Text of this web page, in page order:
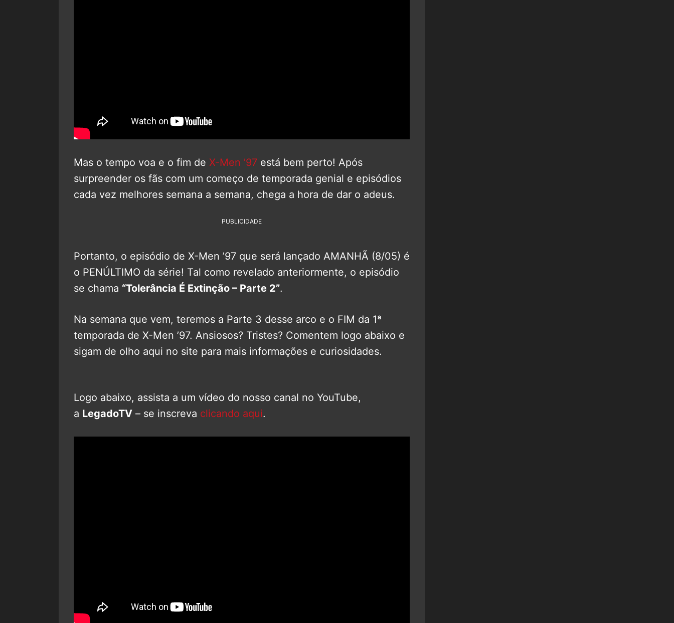
Mas o tempo voa e o fim de X-Men ’97 está bem perto! Após
surpreender os fãs com um começo de temporada genial e episódios
cada vez melhores semana a semana, chega a hora de dar o adeus.
PUBLICIDADE
Portanto, o episódio de X-Men ’97 que será lançado AMANHÃ (8/05) é
o PENÚLTIMO da série! Tal como revelado anteriormente, o episódio
se chama “Tolerância É Extinção – Parte 2”.
Na semana que vem, teremos a Parte 3 desse arco e o FIM da 1ª
temporada de X-Men ’97. Ansiosos? Tristes? Comentem logo abaixo e
sigam de olho aqui no site para mais informações e curiosidades.
Logo abaixo, assista a um vídeo do nosso canal no YouTube,
a LegadoTV – se inscreva clicando aqui.